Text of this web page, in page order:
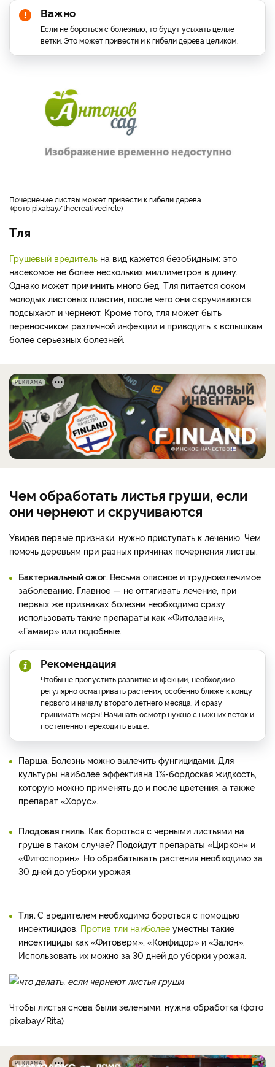
Важно
Если не бороться с болезнью, то будут усыхать целые
ветки. Это может привести и к гибели дерева целиком.
Почернение листвы может привести к гибели дерева
фото pixabay/thecreativecircle
Тля
Грушевый вредитель на вид кажется безобидным: это
насекомое не более нескольких миллиметров в длину.
Однако может причинить много бед. Тля питается соком
молодых листовых пластин, после чего они скручиваются,
подсыхают и чернеют. Кроме того, тля может быть
переносчиком различной инфекции и приводить к вспышкам
более серьезных болезней.
РЕКЛАМА
Чем обработать листья груши, если
они чернеют и скручиваются
Увидев первые признаки, нужно приступать к лечению. Чем
помочь деревьям при разных причинах почернения листвы:
Бактериальный ожог. Весьма опасное и трудноизлечимое
заболевание. Главное — не оттягивать лечение, при
первых же признаках болезни необходимо сразу
использовать такие препараты как «Фитолавин»,
«Гамаир» или подобные.
Рекомендация
Чтобы не пропустить развитие инфекции, необходимо
регулярно осматривать растения, особенно ближе к концу
первого и началу второго летнего месяца. И сразу
принимать меры! Начинать осмотр нужно с нижних веток и
постепенно переходить выше.
Парша. Болезнь можно вылечить фунгицидами. Для
культуры наиболее эффективна 1%-бордоская жидкость,
которую можно применять до и после цветения, а также
препарат «Хорус».
Плодовая гниль. Как бороться с черными листьями на
груше в таком случае? Подойдут препараты «Циркон» и
«Фитоспорин». Но обрабатывать растения необходимо за
30 дней до уборки урожая.
Тля. С вредителем необходимо бороться с помощью
инсектицидов. Против тли наиболее уместны такие
инсектициды как «Фитоверм», «Конфидор» и «Залон».
Использовать их можно за 30 дней до уборки урожая.
Чтобы листья снова были зелеными, нужна обработка (фото
pixabay/Rita)
РЕКЛАМА